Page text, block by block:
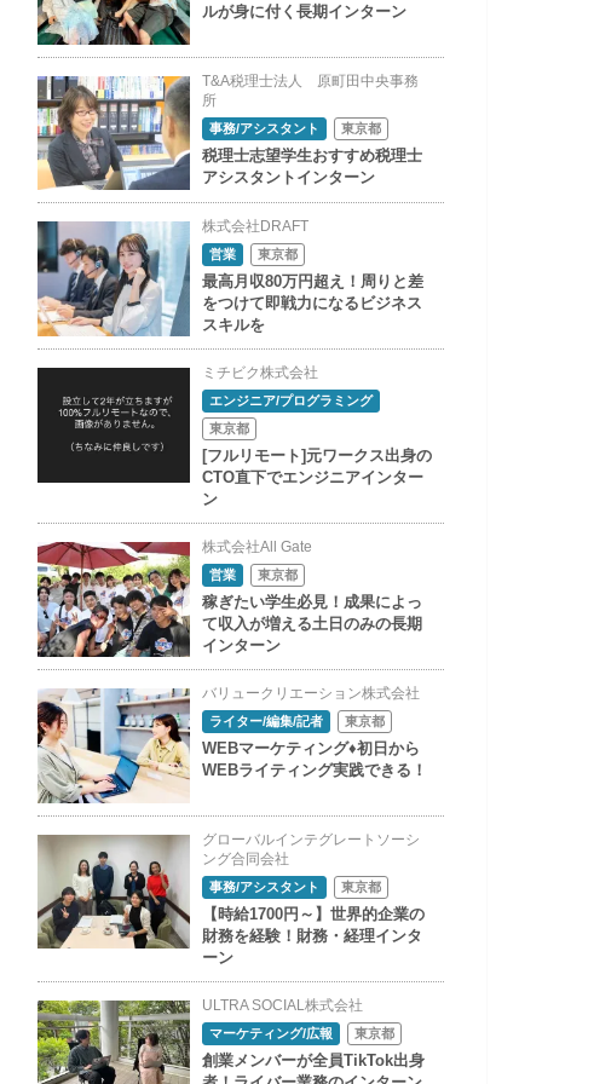
ルが身に付く長期インターン
T&A税理士法人 原町田中央事務
所
事務/アシスタント 東京都
税理士志望学生おすすめ税理士
アシスタントインターン
株式会社DRAFT
営業 東京都
最高月収80万円超え！周りと差
をつけて即戦力になるビジネス
スキルを
ミチビク株式会社
エンジニア/プログラミング
東京都
[フルリモート]元ワークス出身の
CTO直下でエンジニアインター
ン
株式会社All Gate
営業 東京都
稼ぎたい学生必見！成果によっ
て収入が増える土日のみの長期
インターン
バリュークリエーション株式会社
ライター/編集/記者 東京都
WEBマーケティング♦初日から
WEBライティング実践できる！
グローバルインテグレートソーシ
ング合同会社
事務/アシスタント 東京都
【時給1700円～】世界的企業の
財務を経験！財務・経理インタ
ーン
ULTRA SOCIAL株式会社
マーケティング/広報 東京都
創業メンバーが全員TikTok出身